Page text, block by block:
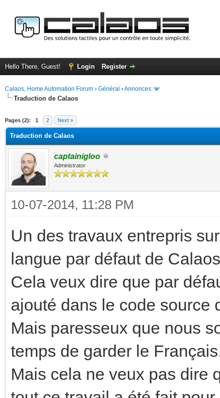
Hello There, Guest! Login Register
Calaos, Home Automation Forum › Général ›Annonces
Traduction de Calaos
Pages (2): 1 2 Next »
Traduction de Calaos
captainigloo
Administrator
10-07-2014, 11:28 PM
Un des travaux entrepris
langue par défaut de
Cela veux dire que par
ajouté dans le code source
Mais paresseux que nous
temps de garder le
Mais cela ne veux pas dire